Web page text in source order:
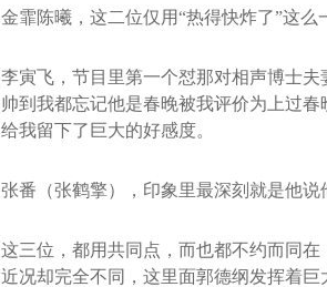
金霏陈曦，这二位仅用“热得快炸了”这
李寅飞，节目里第一个怼那对相声博士
帅到我都忘记他是春晚被我评价为上过
给我留下了巨大的好感度。
张番（张鹤擎），印象里最深刻就是他
这三位，都用共同点，而也都不约而同
近况却完全不同，这里面郭德纲发挥着巨